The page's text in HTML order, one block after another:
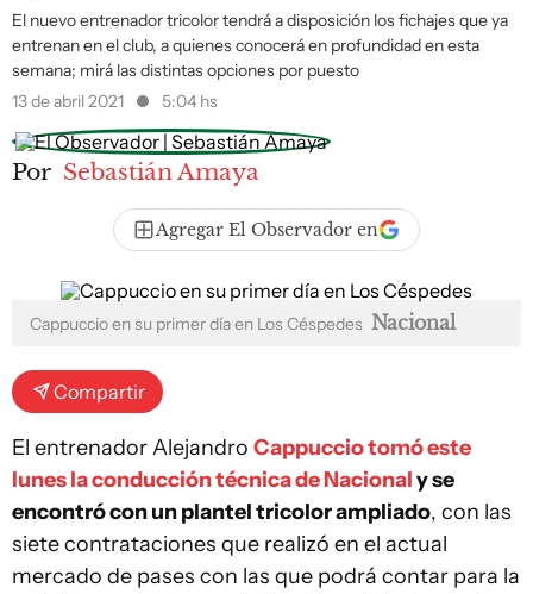
El nuevo entrenador tricolor tendrá a disposición los fichajes que ya
entrenan en el club, a quienes conocerá en profundidad en esta
semana; mirá las distintas opciones por puesto
13 de abril 2021
5:04 hs
Por Sebastián Amaya
Agregar El Observador en
Cappuccio en su primer día en Los Céspedes Nacional
Compartir
El entrenador Alejandro Cappuccio tomó este
lunes la conducción técnica de Nacionaly se
encontró con un plantel tricolor ampliado, con las
siete contrataciones que realizó en el actual
mercado de pases con las que podrá contar para la